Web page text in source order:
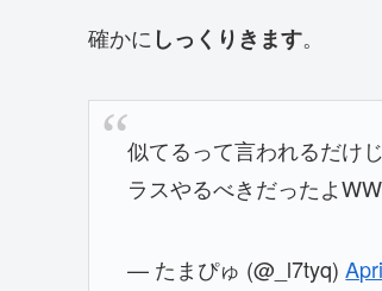
確かに しっくりきます。
似てるって言われるだけ
ラスやるべきだったよ
— たまぴゅ (@_l7tyq)